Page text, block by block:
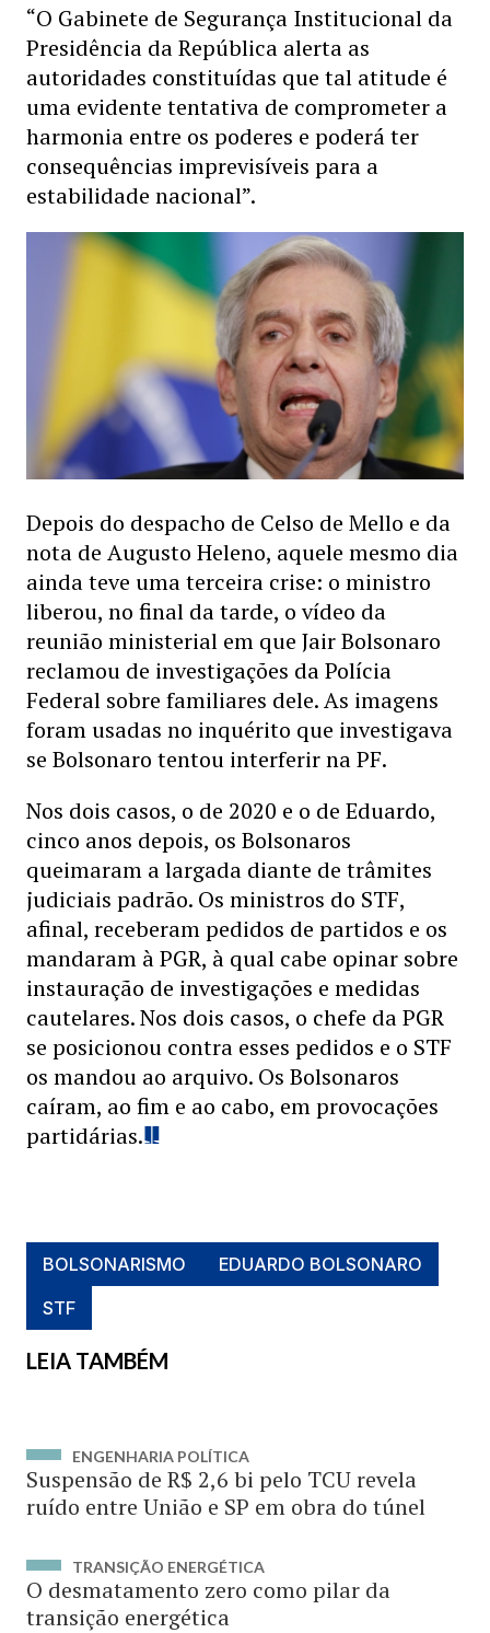
“O Gabinete de Segurança Institucional da
Presidência da República alerta as
autoridades constituídas que tal atitude é
uma evidente tentativa de comprometer a
harmonia entre os poderes e poderá ter
consequências imprevisíveis para a
estabilidade nacional”.
Depois do despacho de Celso de Mello e da
nota de Augusto Heleno, aquele mesmo dia
ainda teve uma terceira crise: o ministro
liberou, no final da tarde, o vídeo da
reunião ministerial em que Jair Bolsonaro
reclamou de investigações da Polícia
Federal sobre familiares dele. As imagens
foram usadas no inquérito que investigava
se Bolsonaro tentou interferir na PF.
Nos dois casos, o de 2020 e o de Eduardo,
cinco anos depois, os Bolsonaros
queimaram a largada diante de trâmites
judiciais padrão. Os ministros do STF,
afinal, receberam pedidos de partidos e os
mandaram à PGR, à qual cabe opinar sobre
instauração de investigações e medidas
cautelares. Nos dois casos, o chefe da PGR
se posicionou contra esses pedidos e o STF
os mandou ao arquivo. Os Bolsonaros
caíram, ao fim e ao cabo, em provocações
partidárias.
BOLSONARISMO
EDUARDO BOLSONARO
STF
LEIA TAMBÉM
ENGENHARIA POLÍTICA
Suspensão de R$ 2,6 bi pelo TCU revela
ruído entre União e SP em obra do túnel
TRANSIÇÃO ENERGÉTICA
O desmatamento zero como pilar da
transição energética